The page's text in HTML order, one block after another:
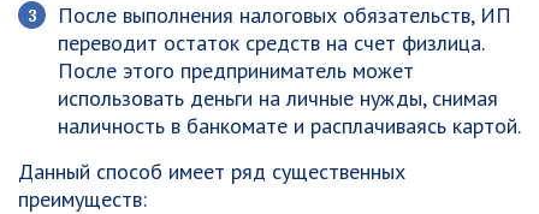
После выполнения налоговых обязательств, ИП
переводит остаток средств на счет физлица.
После этого предприниматель может
использовать деньги на личные нужды, снимая
наличность в банкомате и расплачиваясь картой.
Данный способ имеет ряд существенных
преимуществ: